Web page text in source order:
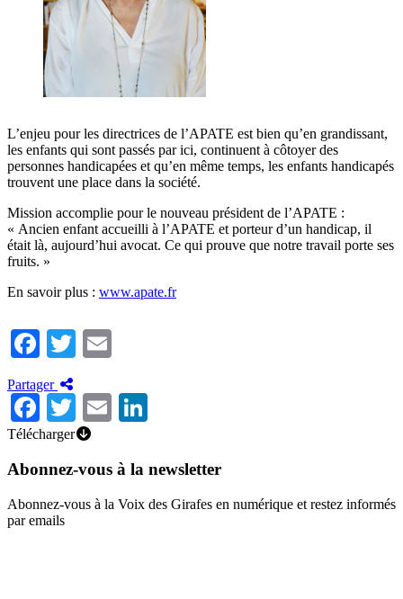
L’enjeu pour les directrices de l’APATE est bien qu’en grandissant,
les enfants qui sont passés par ici, continuent à côtoyer des
personnes handicapées et qu’en même temps, les enfants handicapés
trouvent une place dans la société.
Mission accomplie pour le nouveau président de l’APATE :
« Ancien enfant accueilli à l’APATE et porteur d’un handicap, il
était là, aujourd’hui avocat. Ce qui prouve que notre travail porte ses
fruits. »
En savoir plus : www.apate.fr
Facebook
Twitter
Partager
Facebook
TwitterEmail
Télécharger
Abonnez-vous à la newsletter
Abonnez-vous à la Voix des Girafes en numérique et restez informés
par emails